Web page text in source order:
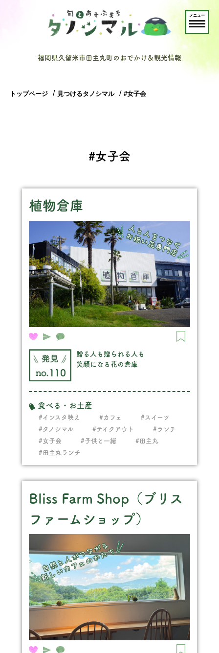
福岡県久留米市田主丸町のおでかけ＆観光情報
メニュー
トップページ 見つけるタノシマル #女子会
#女子会
植物倉庫
110
贈る人も贈られる人も
笑顔になる花の倉庫
食べる・お土産
#インスタ映え #カフェ
#スイーツ
#タノシマル
#テイクアウト
#ランチ
#女子会
#子供と一緒
#田主丸
#田主丸ランチ
Bliss Farm Shop（ブリス
ファームショップ）